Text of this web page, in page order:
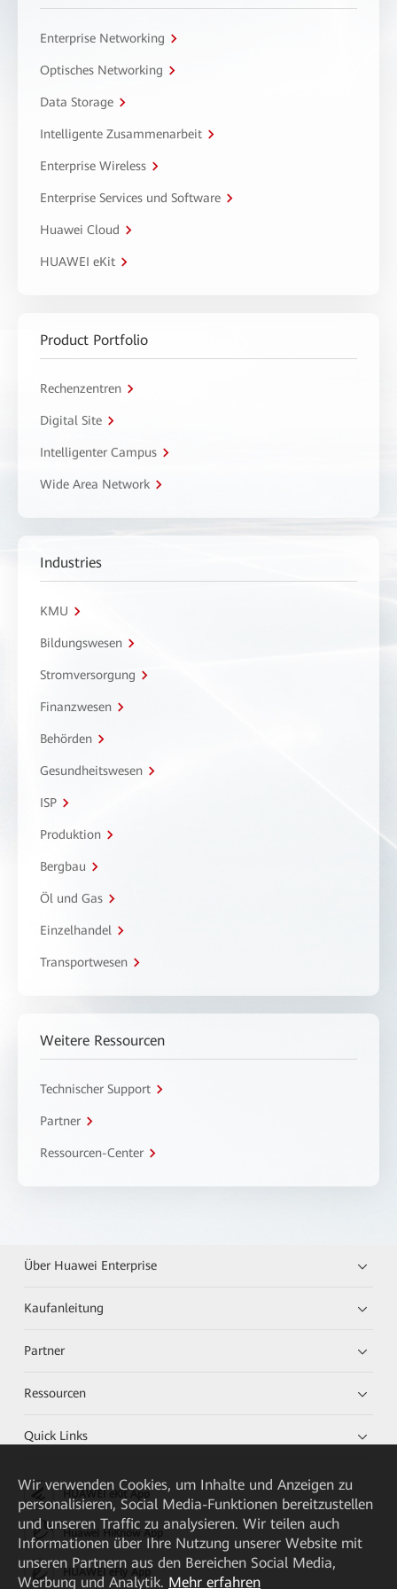
Enterprise Networking
Optisches Networking
Data Storage
Intelligente Zusammenarbeit
Enterprise Wireless
Enterprise Services und Software
Huawei Cloud
HUAWEI eKit
Product Portfolio
Rechenzentren
Digital Site
Intelligenter Campus
Wide Area Network
Industries
KMU
Bildungswesen
Stromversorgung
Finanzwesen
Behörden
Gesundheitswesen
ISP
Produktion
Bergbau
Öl und Gas
Einzelhandel
Transportwesen
Weitere Ressourcen
Technischer Support
Partner
Ressourcen-Center
Über Huawei Enterprise
Kaufanleitung
Partner
Ressourcen
Quick Links
HUAWEI eKit App
Huawei HiKnow App
HUAWEI eFly App
Wir verwenden Cookies, um Inhalte und Anzeigen zu
personalisieren, Social Media-Funktionen bereitzustellen
und unseren Traffic zu analysieren. Wir teilen auch
Informationen über Ihre Nutzung unserer Website mit
unseren Partnern aus den Bereichen Social Media,
Werbung und Analytik. Mehr erfahren